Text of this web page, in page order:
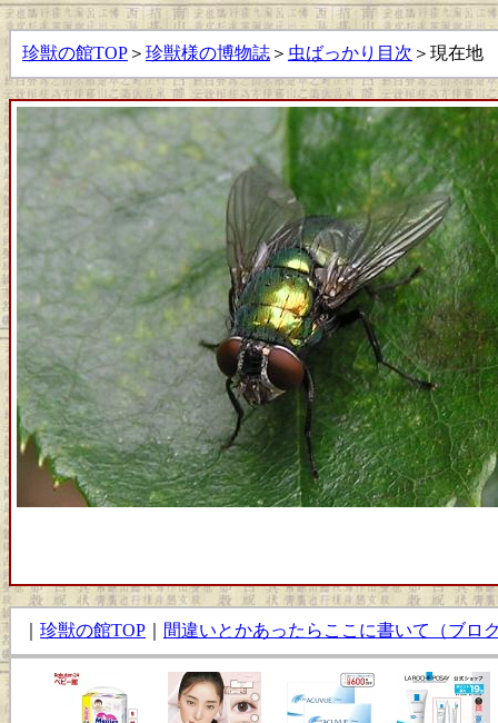
珍獣の館TOP ＞ 珍獣様の博物誌 ＞ 虫ばっかり目次 ＞現在地
珍獣の館TOP 間違いとかあったらここに書いて（ブロ